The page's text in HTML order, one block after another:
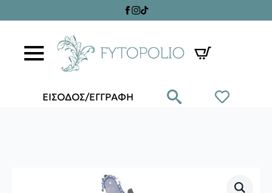
ΕΙΣΟΔΟΣ/ΕΓΓΡΑΦΗ